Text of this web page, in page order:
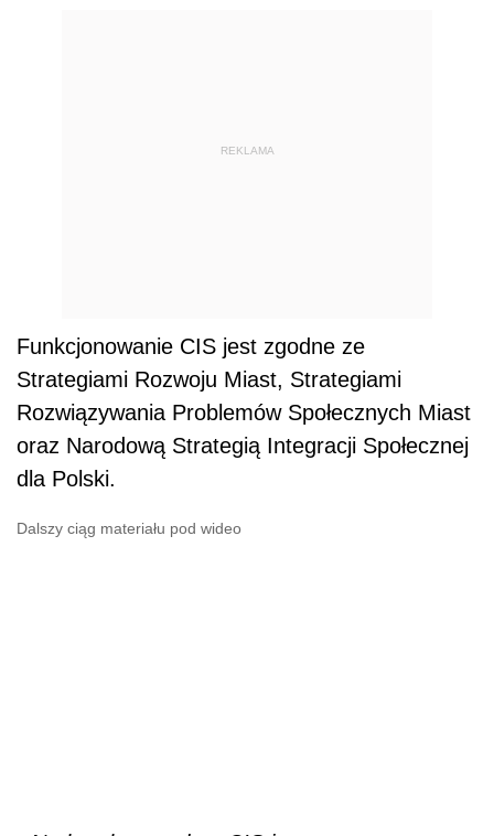
REKLAMA
Funkcjonowanie CIS jest zgodne ze
Strategiami Rozwoju Miast, Strategiami
Rozwiązywania Problemów Społecznych Miast
oraz Narodową Strategią Integracji Społecznej
dla Polski.
Dalszy ciąg materiału pod wideo